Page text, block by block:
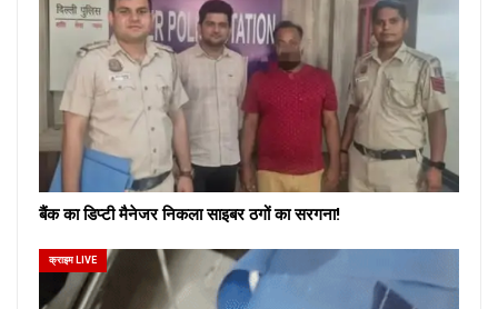
बैंक का डिप्टी मैनेजर निकला साइबर ठगों का सरगना!
क्राइम LIVE